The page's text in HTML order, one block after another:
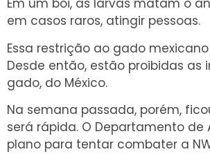
Em um boi, as larvas matam o
em casos raros, atingir pessoas.
Essa restrição ao gado
Desde então, estão proibidas
gado, do México.
Na semana passada, porém,
será rápida. O Departamento de
plano para tentar combater a